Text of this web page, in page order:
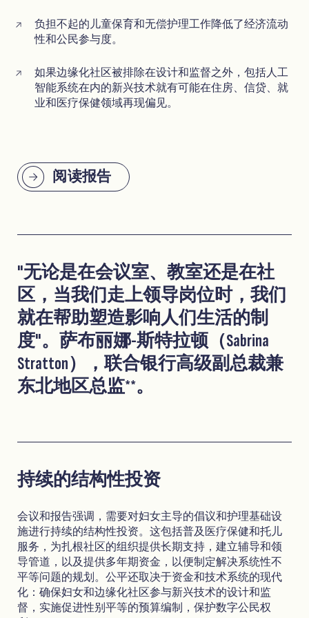
负担不起的儿童保育和无偿护理工作降低了经济流动
性和公民参与度。
如果边缘化社区被排除在设计和监督之外，包括人工
智能系统在内的新兴技术就有可能在住房、信贷、就
业和医疗保健领域再现偏见。
阅读报告
"无论是在会议室、教室还是在社
区，当我们走上领导岗位时，我们
就在帮助塑造影响人们生活的制
度"。萨布丽娜-斯特拉顿（Sabrina
Stratton），联合银行高级副总裁兼
东北地区总监**。
持续的结构性投资
会议和报告强调，需要对妇女主导的倡议和护理基础设
施进行持续的结构性投资。这包括普及医疗保健和托儿
服务，为扎根社区的组织提供长期支持，建立辅导和领
导管道，以及提供多年期资金，以便制定解决系统性不
平等问题的规划。公平还取决于资金和技术系统的现代
化：确保妇女和边缘化社区参与新兴技术的设计和监
督，实施促进性别平等的预算编制，保护数字公民权